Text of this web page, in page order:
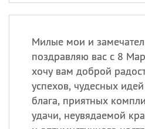
Милые мои и
поздравляю вас с 8
хочу вам доброй
успехов, чудесных
блага, приятных
удачи, неувядаемой